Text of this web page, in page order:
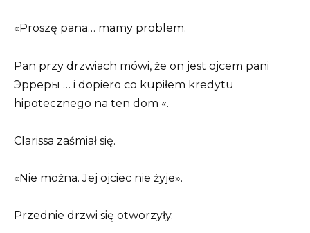
«Proszę pana… mamy problem.
Pan przy drzwiach mówi, że on jest ojcem pani
Эрреры … i dopiero co kupiłem kredytu
hipotecznego na ten dom «.
Clarissa zaśmiał się.
«Nie można. Jej ojciec nie żyje».
Przednie drzwi się otworzyły.